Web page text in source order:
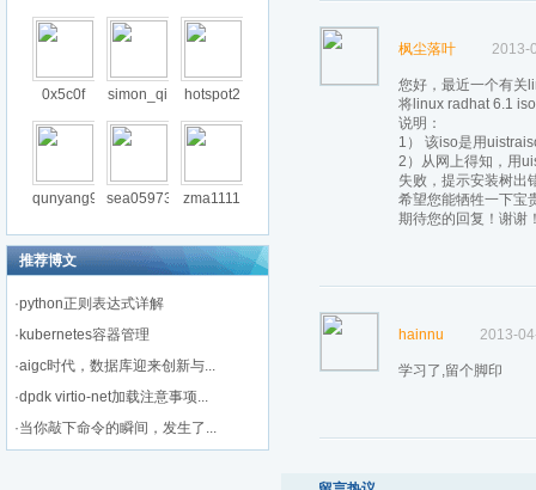
0x5c0f simon_qi hotspot2
qunyang9 sea05973 zma1111
推荐博文
·python正则表达式详解
· kubernetes容器管理
·aigc时代，数据库迎来创新与...
·dpdk virtio-net加载注意事项...
·当你敲下命令的瞬间，发生了...
枫尘落叶 2013-
您好，最近一个有关
将linux radhat 6.1
说明：
1） 该iso是用
2）从网上得知，用
失败，提示安装树出
希望您能牺牲一下宝
期待您的回复！谢谢
hainnu 2013-
学习了,留个脚印